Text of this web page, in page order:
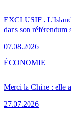
EXCLUSIF :
dans son référendum
07.08.2026
Merci la Chine : elle
27.07.2026
ÉCONOMIE